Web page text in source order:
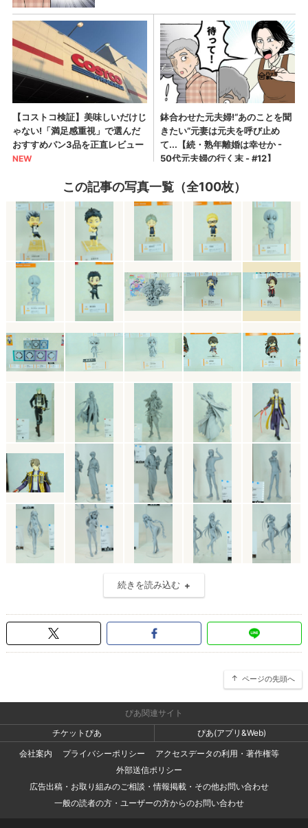
この記事の写真一覧（全100枚）
続きを読み込む
ページの先頭へ
ぴあ関連サイト
チケットぴあ
ぴあ(アプリ&Web)
会社案内
プライバシーポリシー
アクセスデータの利用・著作権等
外部送信ポリシー
広告出稿・お取り組みのご相談・情報掲載・その他お問い合わせ
一般の読者の方・ユーザーの方からのお問い合わせ